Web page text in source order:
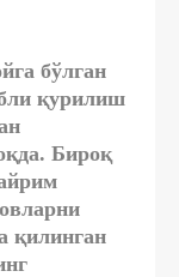
бўлган
қурилиш
Бироқ
қилинган